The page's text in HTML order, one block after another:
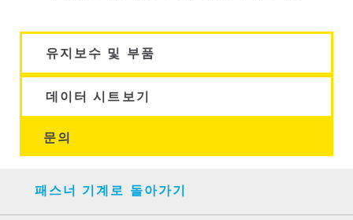
유지보수 및 부품
데이터 시트보기
문의
패스너 기계로 돌아가기